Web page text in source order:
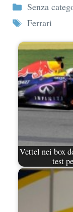
Categorie
Senza
Tag
Ferrari
Vettel nei box
test